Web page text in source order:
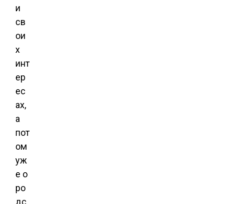
и
св
ои
х
инт
ер
ес
ах,
а
пот
ом
уж
е о
ро
дс